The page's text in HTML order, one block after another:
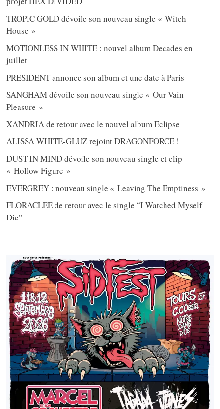
TROPIC GOLD dévoile son nouveau single « Witch
House »
MOTIONLESS IN WHITE : nouvel album Decades en
juillet
PRESIDENT annonce son album et une date à Paris
SANGHAM dévoile son nouveau single « Our Vain
Pleasure »
XANDRIA de retour avec le nouvel album Eclipse
ALISSA WHITE-GLUZ rejoint DRAGONFORCE !
DUST IN MIND dévoile son nouveau single et clip
« Hollow Figure »
EVERGREY : nouveau single « Leaving The Emptiness »
FLORACLEE de retour avec le single “I Watched Myself
Die”